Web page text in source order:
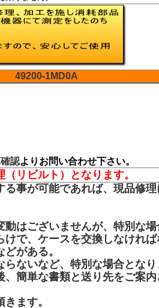
49200-1MD0A
認よりお問い合わせ下さい。
リビルト）となります。
る事が可能であれば、現品修
はございませんが、特別な場
けで、ケースを交換しなけれ
がある。
ないなど、特別な場合となり
、簡単な書類と送り先をご案
ます。